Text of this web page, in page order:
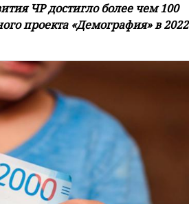
ЧР достигло более чем 100
проекта «Демография» в 2022